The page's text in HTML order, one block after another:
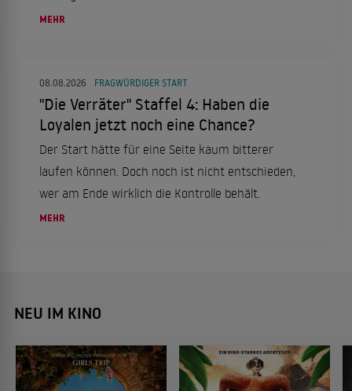
ihm bis heute im Herzen.
MEHR
08.08.2026 FRAGWÜRDIGER START
"Die Verräter" Staffel 4: Haben die
Loyalen jetzt noch eine Chance?
Der Start hätte für eine Seite kaum bitterer
laufen können. Doch noch ist nicht entschieden,
wer am Ende wirklich die Kontrolle behält.
MEHR
NEU IM KINO